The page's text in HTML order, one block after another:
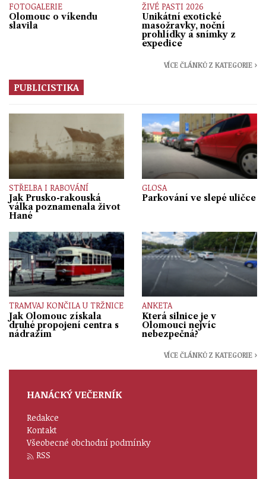
FOTOGALERIE
Olomouc o víkendu
slavila
ŽIVÉ PASTI 2026
Unikátní exotické
masožravky, noční
prohlídky a snímky z
expedice
VÍCE ČLÁNKŮ Z KATEGORIE ›
PUBLICISTIKA
STŘELBA I RABOVÁNÍ
Jak Prusko-rakouská
válka poznamenala život
Hané
GLOSA
Parkování ve slepé uličce
TRAMVAJ KONČILA U TRŽNICE
Jak Olomouc získala
druhé propojení centra s
nádražím
ANKETA
Která silnice je v
Olomouci nejvíc
nebezpečná?
VÍCE ČLÁNKŮ Z KATEGORIE ›
HANÁCKÝ VEČERNÍK
Redakce
Kontakt
Všeobecné obchodní podmínky
RSS